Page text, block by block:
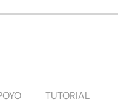
TUTORIAL